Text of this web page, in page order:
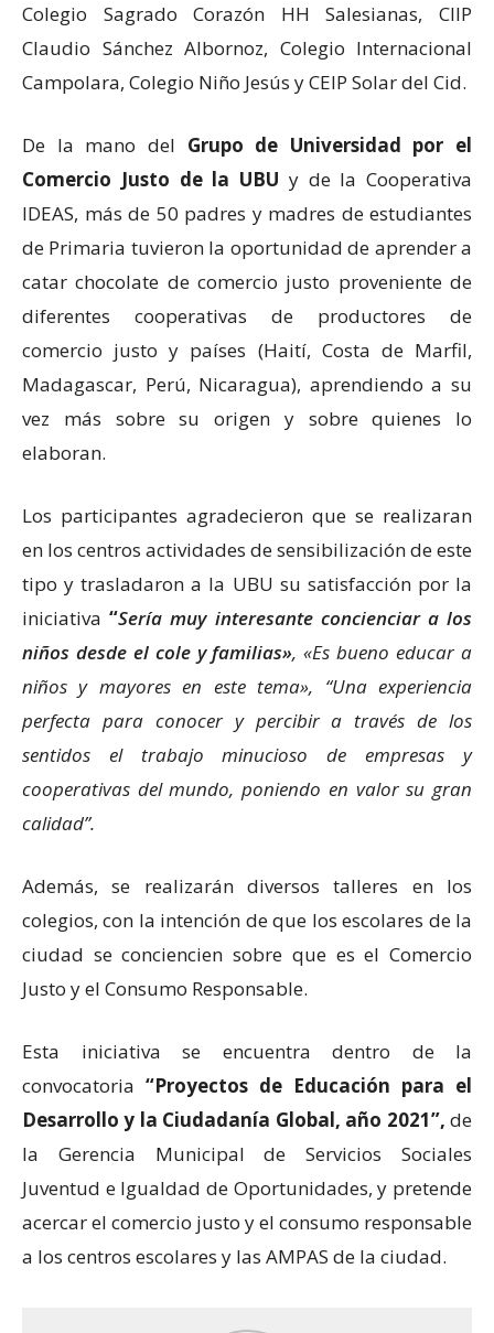
Colegio Sagrado Corazón HH Salesianas, CIIP
Claudio Sánchez Albornoz, Colegio Internacional
Campolara, Colegio Niño Jesús y CEIP Solar del Cid.
De la mano del Grupo de Universidad por el
Comercio Justo de la UBU y de la Cooperativa
IDEAS, más de 50 padres y madres de estudiantes
de Primaria tuvieron la oportunidad de aprender a
catar chocolate de comercio justo proveniente de
diferentes cooperativas de productores de
comercio justo y países (Haití, Costa de Marfil,
Madagascar, Perú, Nicaragua), aprendiendo a su
vez más sobre su origen y sobre quienes lo
elaboran.
Los participantes agradecieron que se realizaran
en los centros actividades de sensibilización de este
tipo y trasladaron a la UBU su satisfacción por la
iniciativa“Sería muy interesante concienciar a los
niños desde el cole y familias», «Es bueno educar a
niños y mayores en este tema», “Una experiencia
perfecta para conocer y percibir a través de los
sentidos el trabajo minucioso de empresas y
cooperativas del mundo, poniendo en valor su gran
calidad”.
Además, se realizarán diversos talleres en los
colegios, con la intención de que los escolares de la
ciudad se conciencien sobre que es el Comercio
Justo y el Consumo Responsable.
Esta iniciativa se encuentra dentro de la
convocatoria “Proyectos de Educación para el
Desarrollo y la Ciudadanía Global, año 2021”, de
la Gerencia Municipal de Servicios Sociales
Juventud e Igualdad de Oportunidades, y pretende
acercar el comercio justo y el consumo responsable
a los centros escolares y las AMPAS de la ciudad.